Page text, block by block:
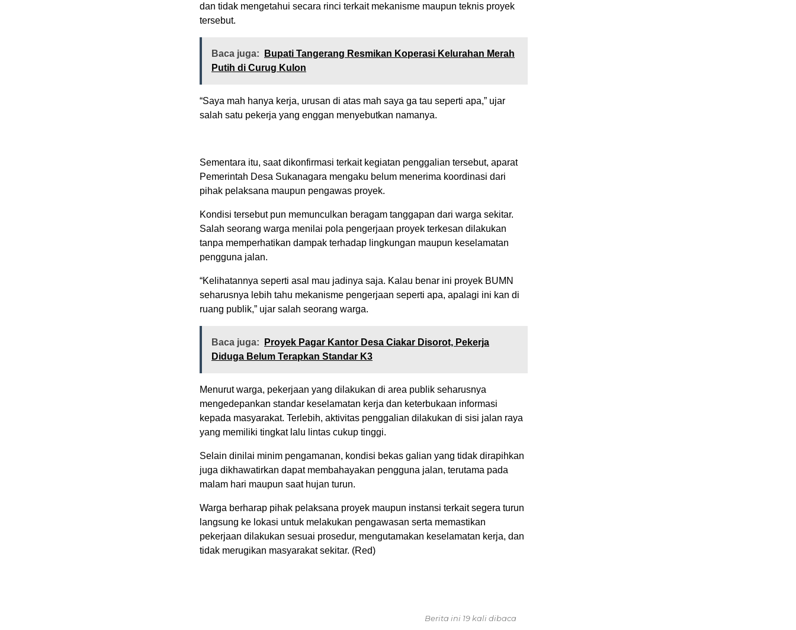
dan tidak mengetahui secara rinci terkait mekanisme maupun teknis proyek
tersebut.
Baca juga:
Bupati Tangerang Resmikan Koperasi Kelurahan Merah
Putih di Curug Kulon
“Saya mah hanya kerja, urusan di atas mah saya ga tau seperti apa,” ujar
salah satu pekerja yang enggan menyebutkan namanya.
Sementara itu, saat dikonfirmasi terkait kegiatan penggalian tersebut, aparat
Pemerintah Desa Sukanagara mengaku belum menerima koordinasi dari
pihak pelaksana maupun pengawas proyek.
Kondisi tersebut pun memunculkan beragam tanggapan dari warga sekitar.
Salah seorang warga menilai pola pengerjaan proyek terkesan dilakukan
tanpa memperhatikan dampak terhadap lingkungan maupun keselamatan
pengguna jalan.
“Kelihatannya seperti asal mau jadinya saja. Kalau benar ini proyek BUMN
seharusnya lebih tahu mekanisme pengerjaan seperti apa, apalagi ini kan di
ruang publik,” ujar salah seorang warga.
Baca juga:
Proyek Pagar Kantor Desa Ciakar Disorot, Pekerja
Diduga Belum Terapkan Standar K3
Menurut warga, pekerjaan yang dilakukan di area publik seharusnya
mengedepankan standar keselamatan kerja dan keterbukaan informasi
kepada masyarakat. Terlebih, aktivitas penggalian dilakukan di sisi jalan raya
yang memiliki tingkat lalu lintas cukup tinggi.
Selain dinilai minim pengamanan, kondisi bekas galian yang tidak dirapihkan
juga dikhawatirkan dapat membahayakan pengguna jalan, terutama pada
malam hari maupun saat hujan turun.
Warga berharap pihak pelaksana proyek maupun instansi terkait segera turun
langsung ke lokasi untuk melakukan pengawasan serta memastikan
pekerjaan dilakukan sesuai prosedur, mengutamakan keselamatan kerja, dan
tidak merugikan masyarakat sekitar. (Red)
Berita ini 19 kali dibaca